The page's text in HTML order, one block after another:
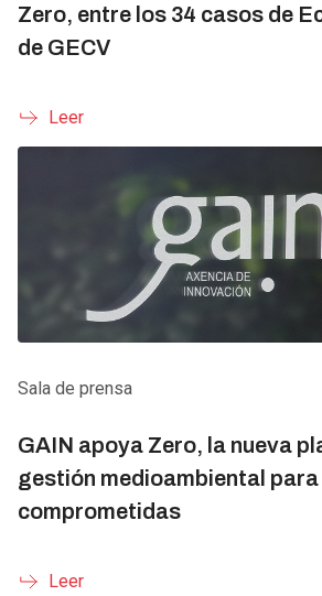
Zero, entre los 34 casos de
de GECV
Leer
Sala de prensa
GAIN apoya Zero, la nueva
gestión medioambiental
comprometidas
Leer